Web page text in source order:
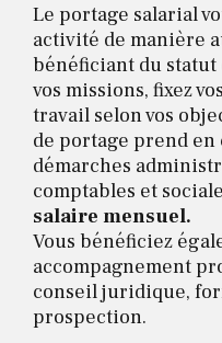
Le portage salarial
activité de manière
bénéficiant du statut
vos missions, fixez
travail selon vos
de portage prend en
démarches
comptables et
salaire mensuel.
Vous bénéficiez
accompagnement
conseil juridique,
prospection.